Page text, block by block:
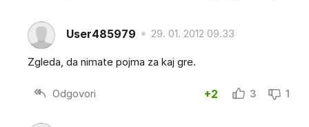
User485979 29. 01. 2012 09.33
Zgleda, da nimate pojma za kaj gre.
Odgovori +2 3 1